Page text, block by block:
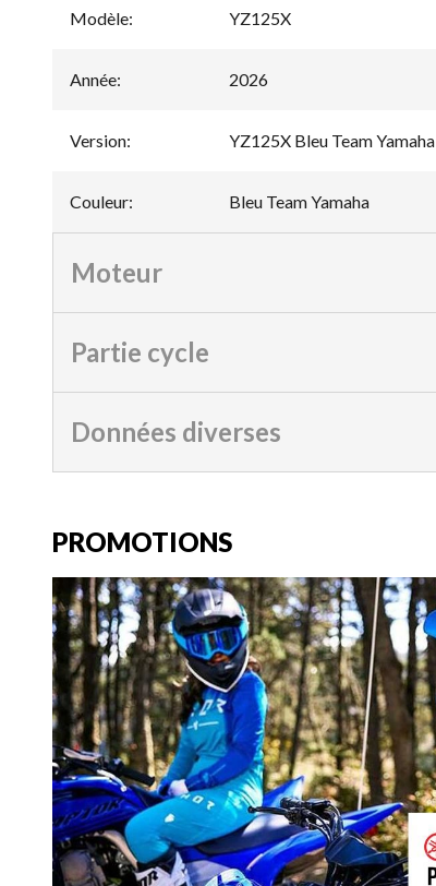
Modèle: YZ125X
Année: 2026
Version: YZ125X Bleu Team Yamaha
Couleur: Bleu Team Yamaha
Moteur
Partie cycle
Données diverses
PROMOTIONS